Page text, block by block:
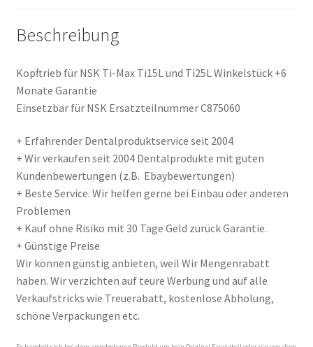
Beschreibung
Kopftrieb für NSK Ti-Max Ti15L und Ti25L Winkelstück +6
Monate Garantie
Einsetzbar für NSK Ersatzteilnummer C875060
+ Erfahrender Dentalproduktservice seit 2004
+ Wir verkaufen seit 2004 Dentalprodukte mit guten
Kundenbewertungen (z.B. Ebaybewertungen)
+ Beste Service. Wir helfen gerne bei Einbau oder anderen
Problemen
+ Kauf ohne Risiko mit 30 Tage Geld zurück Garantie.
+ Günstige Preise
Wir können günstig anbieten, weil Wir Mengenrabatt
haben. Wir verzichten auf teure Werbung und auf alle
Verkaufstricks wie Treuerabatt, kostenlose Abholung,
schöne Verpackungen etc.